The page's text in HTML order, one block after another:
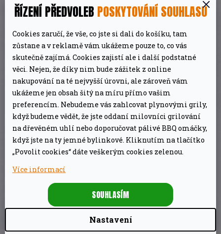
ŘÍZENÍ PŘEDVOLEB POSKYTOVÁNÍ SOUHLASU
Cookies zaručí, že vše, co jste si dali do košíku, tam
zůstane a v reklamě vám ukážeme pouze to, co vás
skutečně zajímá. Cookies zajistí ale i další podstatné
věci. Nejen, že díky nim bude zážitek z online
nakupování na té nejvyšší úrovni, ale zároveň vám
ukážeme jen obsah šitý na míru přímo vašim
preferencím. Nebudeme vás zahlcovat plynovými grily,
když budeme vědět, že jste oddaní milovníci grilování
na dřevěném uhlí nebo doporučovat pálivé BBQ omáčky,
když jste na ty jemné bylinkové. Kliknutím na tlačítko
„Povolit cookies“ dáte veškerým cookies zelenou.
Více informací
Nastavení
SOUHLASÍM
Jak funguje peletový gril?
A jak přesně celý gril na pelety vlastně funguje?
Nejprve Vaše pelety nasypete do9 kg velkého,
snadno přístupného zásobníku peletz boční
strany grilu. Poté na bočním LCD displeji
nastavíte požadovanou teplotu a následně už
gril vše potřebné provede sám.
Nejprve automaticky dávkuje potřebné
množství peletpro dosažení zvolené teploty
dovnitřního ohniště, které je umístěno
uprostřed na dně grilu a kde jsou pelety ihned
zažehnuty pomocí žhavící svíčky.
větrákemdo ohniště neustále automaticky